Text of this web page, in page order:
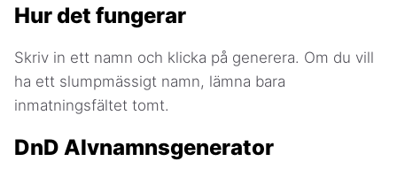
Hur det fungerar
Skriv in ett namn och klicka på generera. Om du vill
ha ett slumpmässigt namn, lämna bara
inmatningsfältet tomt.
DnD Alvnamnsgenerator